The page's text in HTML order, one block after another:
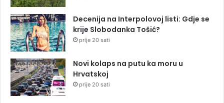
Decenija na Interpolovoj listi: Gdje se
krije Slobodanka Tošić?
prije 20 sati
Novi kolaps na putu ka moru u
Hrvatskoj
prije 20 sati